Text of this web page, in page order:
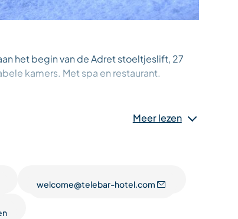
het begin van de Adret stoeltjeslift, 27
kamers. Met spa en restaurant.
Meer lezen
welcome@telebar-hotel.com